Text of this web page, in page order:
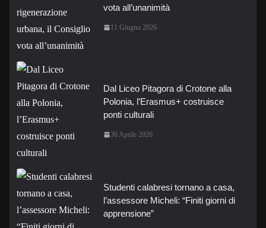
vota all’unanimità
11 Giugno 2026
Dal Liceo Pitagora di Crotone alla
Polonia, l’Erasmus+ costruisce
ponti culturali
30 Aprile 2026
Studenti calabresi tornano a casa,
l’assessore Micheli: “Finiti giorni di
apprensione”